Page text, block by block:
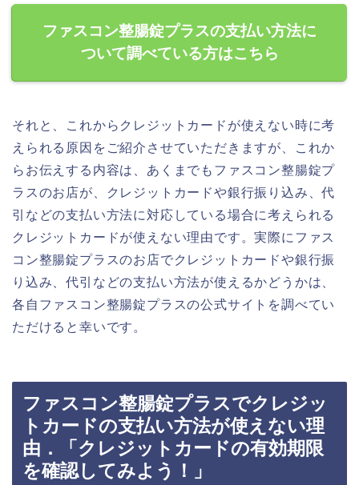
ファスコン整腸錠プラスの支払い方法に
ついて調べている方はこちら
それと、これからクレジットカードが使えない時に考
えられる原因をご紹介させていただきますが、これか
らお伝えする内容は、あくまでもファスコン整腸錠プ
ラスのお店が、クレジットカードや銀行振り込み、代
引などの支払い方法に対応している場合に考えられる
クレジットカードが使えない理由です。実際にファス
コン整腸錠プラスのお店でクレジットカードや銀行振
り込み、代引などの支払い方法が使えるかどうかは、
各自ファスコン整腸錠プラスの公式サイトを調べてい
ただけると幸いです。
ファスコン整腸錠プラスでクレジッ
トカードの支払い方法が使えない理
由．「クレジットカードの有効期限
を確認してみよう！」